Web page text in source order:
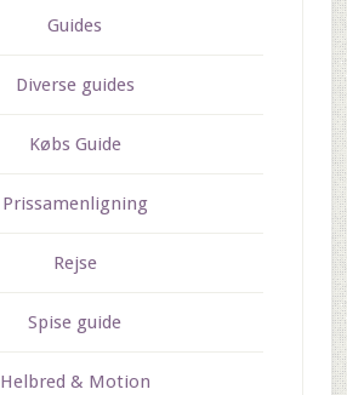
Guides
Diverse guides
Købs Guide
Prissamenligning
Rejse
Spise guide
Helbred & Motion